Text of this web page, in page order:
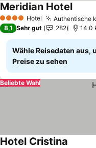
4 Sterne Hotel Authentische
Meridian HotelPreise
8,1 Sehr gut 282 14.0
Wähle Reisedaten aus,
Preise zu sehen
Beliebte Wahl
Hotel Cristina